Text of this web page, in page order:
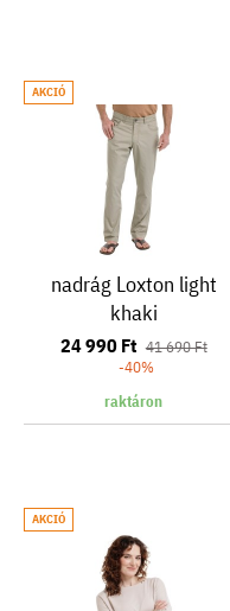
AKCIÓ
nadrág Loxton light
khaki
24 990 Ft 41 690 Ft
-40%
raktáron
AKCIÓ